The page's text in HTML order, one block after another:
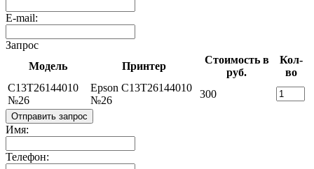
E-mail:
Запрос
Модель
Принтер
Стоимость в
руб.
Кол-
во
C13T26144010
№26
Epson C13T26144010
№26
300
Отправить запрос
Имя:
Телефон: